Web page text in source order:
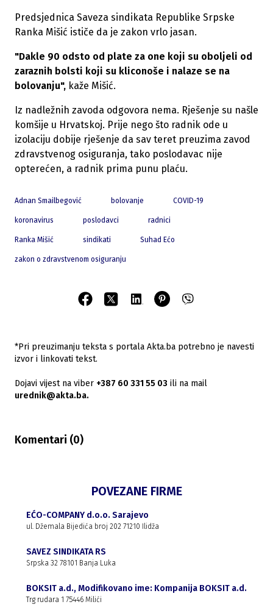
Predsjednica Saveza sindikata Republike Srpske
Ranka Mišić ističe da je zakon vrlo jasan.
"Dakle 90 odsto od plate za one koji su oboljeli od
zaraznih bolsti koji su kliconoše i nalaze se na
bolovanju", kaže Mišić.
Iz nadležnih zavoda odgovora nema. Rješenje su našle
komšije u Hrvatskoj. Prije nego što radnik ode u
izolaciju dobije rješenje da sav teret preuzima zavod
zdravstvenog osiguranja, tako poslodavac nije
opterećen, a radnik prima punu plaću.
Adnan Smailbegović bolovanje COVID-19
koronavirus poslodavci radnici
Ranka Mišić sindikati Suhad Ećo
zakon o zdravstvenom osiguranju
*Pri preuzimanju teksta s portala Akta.ba potrebno je navesti
izvor i linkovati tekst.
Dojavi vijest na viber +387 60 331 55 03 ili na mail
urednik@akta.ba.
Komentari (0)
POVEZANE FIRME
EĆO-COMPANY d.o.o. Sarajevo
ul. Džemala Bijedića broj 202 71210 Ilidža
SAVEZ SINDIKATA RS
Srpska 32 78101 Banja Luka
BOKSIT a.d., Modifikovano ime: Kompanija BOKSIT a.d.
Trg rudara 1 75446 Milići